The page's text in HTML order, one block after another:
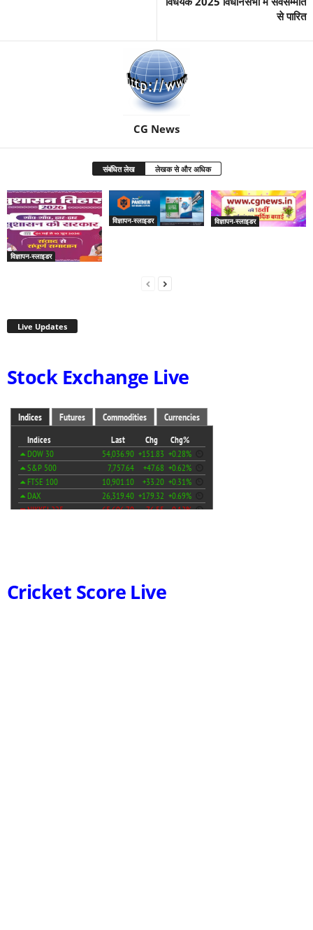
से पारित
CG News
संबंधित लेख लेखक से और अधिक
विज्ञापन-स्लाइडर
विज्ञापन-स्लाइडर विज्ञापन-स्लाइडर
Live Updates
Stock Exchange Live
Cricket Score Live